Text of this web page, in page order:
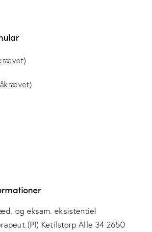
og eksam. eksistentiel
(PI) Ketilstorp Alle 34 2650